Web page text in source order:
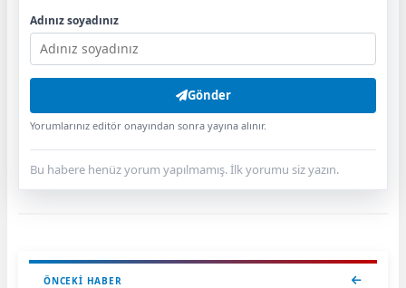
Adınız soyadınız
Gönder
Yorumlarınız editör onayından sonra yayına alınır.
Bu habere henüz yorum yapılmamış. İlk yorumu siz yazın.
ÖNCEKI HABER